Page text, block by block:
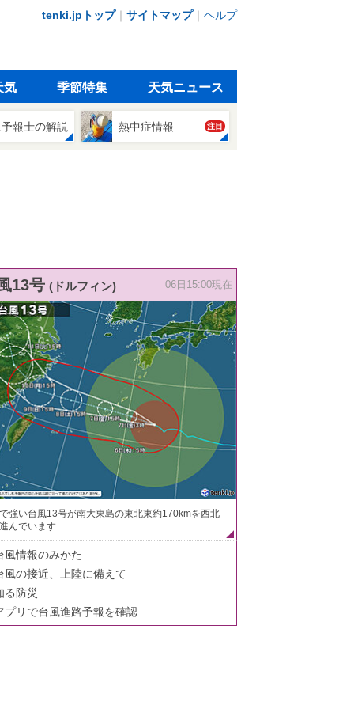
tenki.jpトップ｜ サイトマップ｜ ヘルプ
気 季節特集 天気ニュース
報士の解説 熱中症情報 注目
13号 (ドルフィン) 06日15:00現在
強い台風13号が南大東島の東北東約170kmを西北
んでいます
風情報のみかた
風の接近、上陸に備えて
る防災
プリで台風進路予報を確認